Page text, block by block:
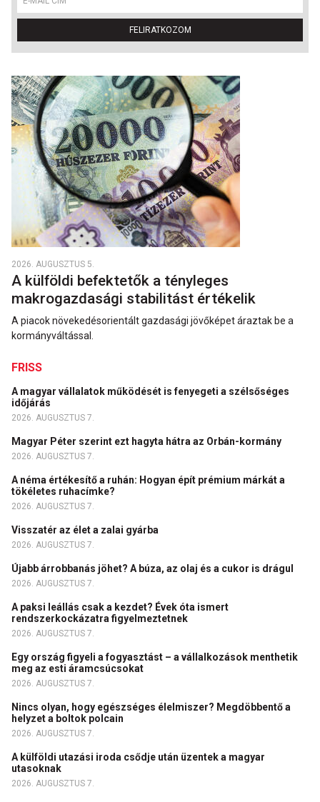
FELIRATKOZOM
2026. AUGUSZTUS 5.
A külföldi befektetők a tényleges
makrogazdasági stabilitást értékelik
A piacok növekedésorientált gazdasági jövőképet áraztak be a
kormányváltással.
FRISS
A magyar vállalatok működését is fenyegeti a szélsőséges
időjárás
2026. AUGUSZTUS 7.
Magyar Péter szerint ezt hagyta hátra az Orbán-kormány
2026. AUGUSZTUS 7.
A néma értékesítő a ruhán: Hogyan épít prémium márkát a
tökéletes ruhacímke?
2026. AUGUSZTUS 7.
Visszatér az élet a zalai gyárba
2026. AUGUSZTUS 7.
Újabb árrobbanás jöhet? A búza, az olaj és a cukor is drágul
2026. AUGUSZTUS 7.
A paksi leállás csak a kezdet? Évek óta ismert
rendszerkockázatra figyelmeztetnek
2026. AUGUSZTUS 7.
Egy ország figyeli a fogyasztást – a vállalkozások menthetik
meg az esti áramcsúcsokat
2026. AUGUSZTUS 7.
Nincs olyan, hogy egészséges élelmiszer? Megdöbbentő a
helyzet a boltok polcain
2026. AUGUSZTUS 7.
A külföldi utazási iroda csődje után üzentek a magyar
utasoknak
2026. AUGUSZTUS 7.